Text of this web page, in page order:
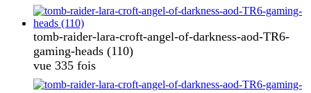
tomb-raider-lara-croft-angel-of-darkness-aod-TR6-
gaming-heads (110)
vue 335 fois